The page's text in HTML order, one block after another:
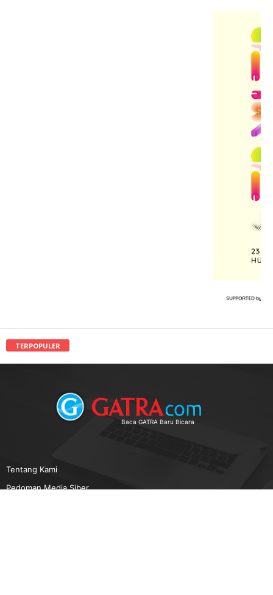
TERPOPULER
Baca GATRA Baru Bicara
Tentang Kami
Pedoman Media Siber